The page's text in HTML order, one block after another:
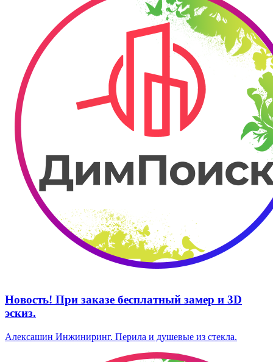
Новость! При заказе бесплатный замер и 3D
эскиз.
Алексашин Инжиниринг. Перила и душевые из стекла.